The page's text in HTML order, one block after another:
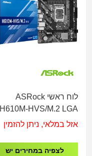
לוח ראשי ASRock
H610M-HVS/M.2 LGA
1700
אזל במלאי, ניתן להזמין
לצפיה במחירים יש